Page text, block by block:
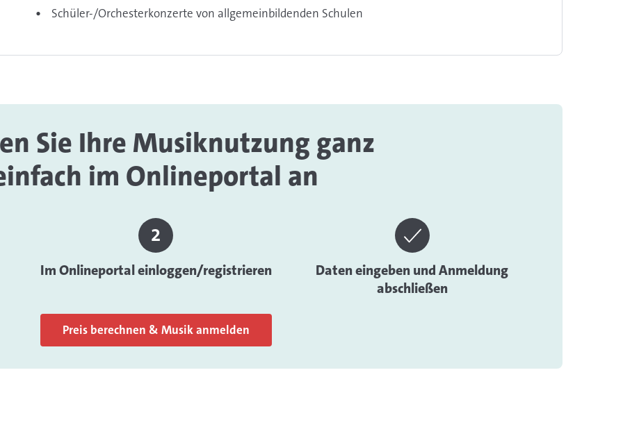
Schüler-/Orchesterkonzerte von allgemeinbildenden Schulen
Sie Ihre Musiknutzung ganz
im Onlineportal an
Im Onlineportal einloggen/registrieren
Daten eingeben und Anmeldung
abschließen
Preis berechnen & Musik anmelden